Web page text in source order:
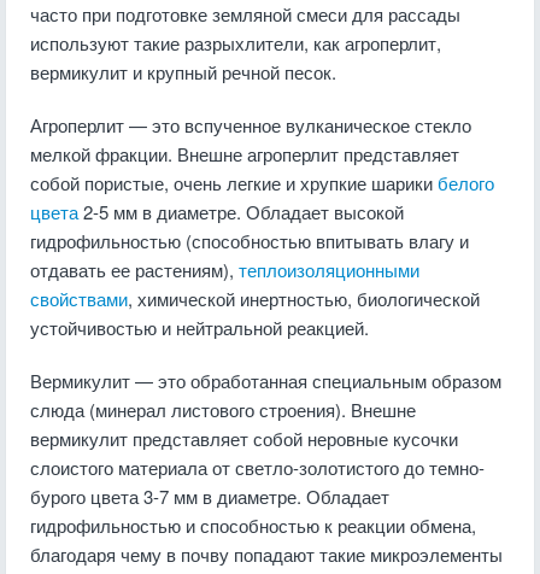
часто при подготовке земляной смеси для рассады
используют такие разрыхлители, как агроперлит,
вермикулит и крупный речной песок.
Агроперлит — это вспученное вулканическое стекло
мелкой фракции. Внешне агроперлит представляет
собой пористые, очень легкие и хрупкие шарикибелого
цвета2-5 мм в диаметре. Обладает высокой
гидрофильностью (способностью впитывать влагу и
отдавать ее растениям), теплоизоляционными
свойствами, химической инертностью, биологической
устойчивостью и нейтральной реакцией.
Вермикулит — это обработанная специальным образом
слюда (минерал листового строения). Внешне
вермикулит представляет собой неровные кусочки
слоистого материала от светло-золотистого до темно-
бурого цвета 3-7 мм в диаметре. Обладает
гидрофильностью и способностью к реакции обмена,
благодаря чему в почву попадают такие микроэлементы